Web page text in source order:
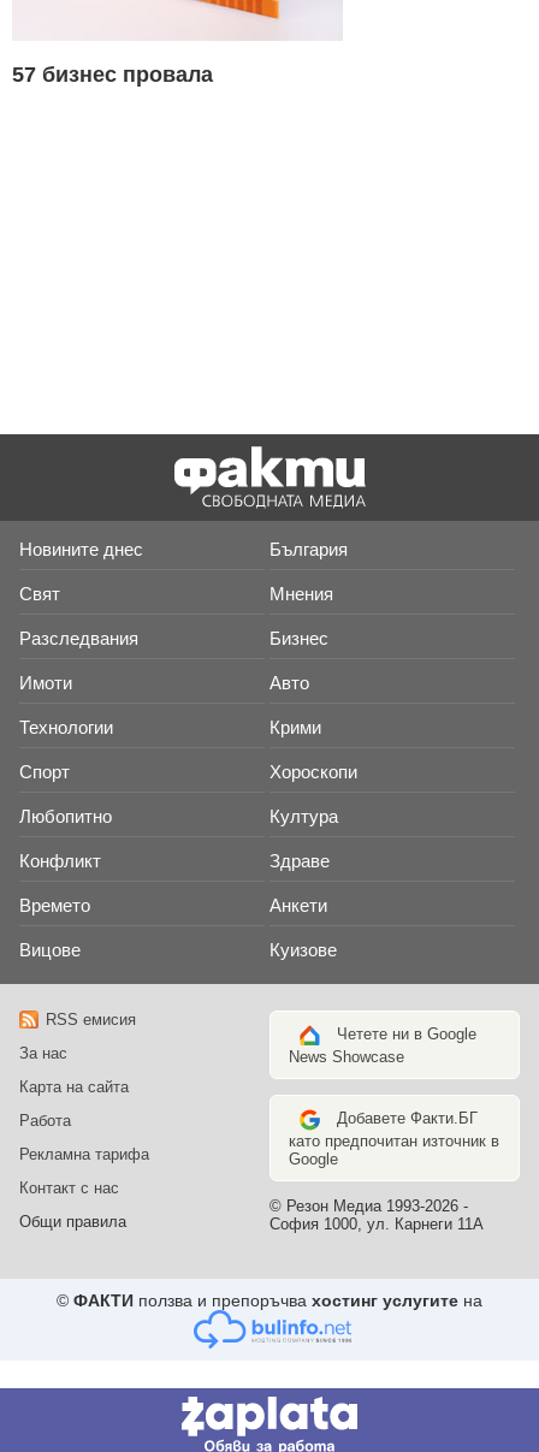
57 бизнес провала
Новините днес България
Свят Мнения
Разследвания Бизнес
Имоти Авто
Технологии Крими
Спорт Хороскопи
Любопитно Култура
Конфликт Здраве
Времето Анкети
Вицове Куизове
RSS емисия
За нас
Карта на сайта
Работа
Рекламна тарифа
Контакт с нас
Общи правила
Четете ни в Google
News Showcase
Добавете Факти.БГ
като предпочитан източник в
Google
© Резон Медиа 1993-2026 -
София 1000, ул. Карнеги 11А
© ФАКТИ ползва и препоръчва хостинг услугите на